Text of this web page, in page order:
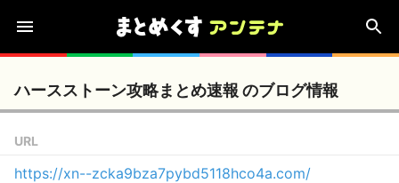
ハースストーン攻略まとめ速報 のブログ情報
URL
https://xn--zcka9bza7pybd5118hco4a.com/